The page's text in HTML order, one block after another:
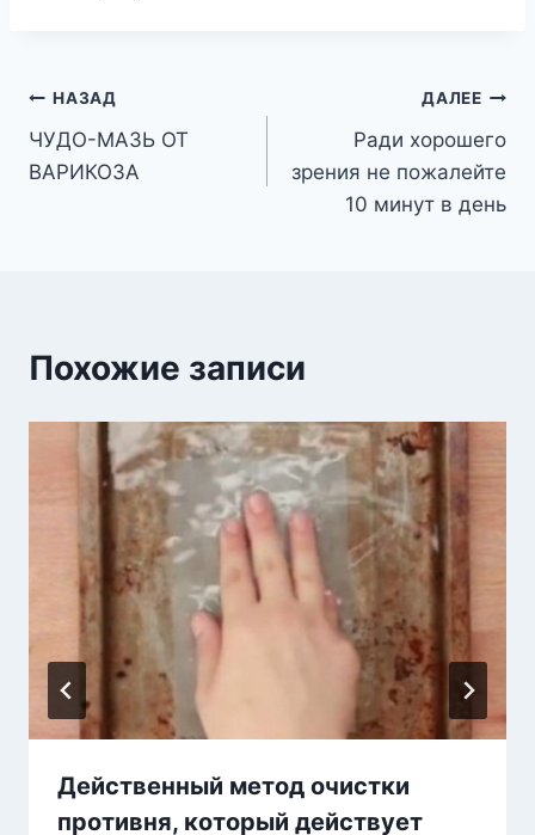
Навигация
по
НАЗАД
ЧУДО-МАЗЬ ОТ
ВАРИКОЗА
ДАЛЕЕ
Ради хорошего
зрения не пожалейте
10 минут в день
Похожие записи
Действенный метод очистки
противня, который действует